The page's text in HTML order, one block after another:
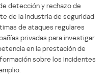
detección y rechazo de
de la industria de seguridad
de ataques regulares
privadas para investigar
en la prestación de
sobre los incidentes